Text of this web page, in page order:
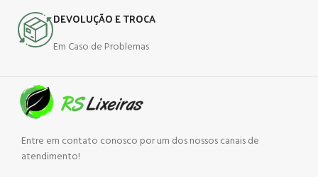
DEVOLUÇÃO E TROCA
Em Caso de Problemas
Entre em contato conosco por um dos nossos canais de
atendimento!